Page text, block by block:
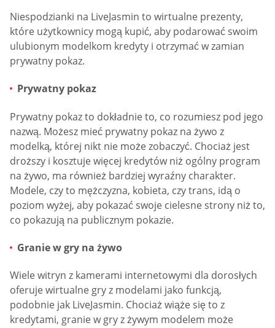
Niespodzianki na LiveJasmin to wirtualne prezenty,
które użytkownicy mogą kupić, aby podarować swoim
ulubionym modelkom kredyty i otrzymać w zamian
prywatny pokaz.
Prywatny pokaz
Prywatny pokaz to dokładnie to, co rozumiesz pod jego
nazwą. Możesz mieć prywatny pokaz na żywo z
modelką, której nikt nie może zobaczyć. Chociaż jest
droższy i kosztuje więcej kredytów niż ogólny program
na żywo, ma również bardziej wyraźny charakter.
Modele, czy to mężczyzna, kobieta, czy trans, idą o
poziom wyżej, aby pokazać swoje cielesne strony niż to,
co pokazują na publicznym pokazie.
Granie w gry na żywo
Wiele witryn z kamerami internetowymi dla dorosłych
oferuje wirtualne gry z modelami jako funkcją,
podobnie jak LiveJasmin. Chociaż wiąże się to z
kredytami, granie w gry z żywym modelem może